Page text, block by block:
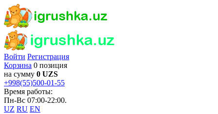
Войти Регистрация
Корзина 0 позиция
на сумму 0 UZS
+998(55)500-01-55
Время работы:
Пн-Вс 07:00-22:00.
UZ RU EN